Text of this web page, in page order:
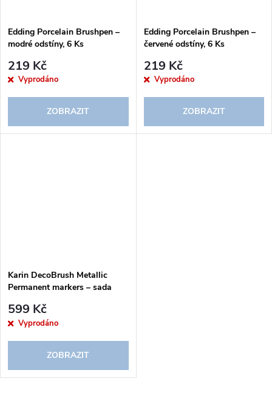
Edding Porcelain Brushpen –
modré odstíny, 6 Ks
219 Kč
Vyprodáno
ZOBRAZIT
Edding Porcelain Brushpen –
červené odstíny, 6 Ks
219 Kč
Vyprodáno
ZOBRAZIT
Karin DecoBrush Metallic
Permanent markers – sada
599 Kč
Vyprodáno
ZOBRAZIT